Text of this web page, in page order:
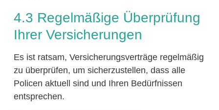
4.3 Regelmäßige Überprüfung
Ihrer Versicherungen
Es ist ratsam, Versicherungsverträge regelmäßig
zu überprüfen, um sicherzustellen, dass alle
Policen aktuell sind und Ihren Bedürfnissen
entsprechen.